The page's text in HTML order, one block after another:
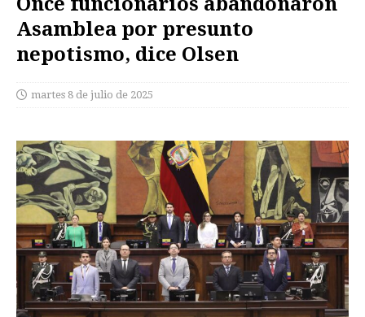
Asamblea por presunto
nepotismo, dice Olsen
martes 8 de julio de 2025